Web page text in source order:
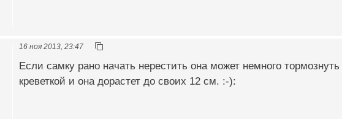
16 ноя 2013, 23:47
Если самку рано начать нерестить она может немного
креветкой и она дорастет до своих 12 см. :-):